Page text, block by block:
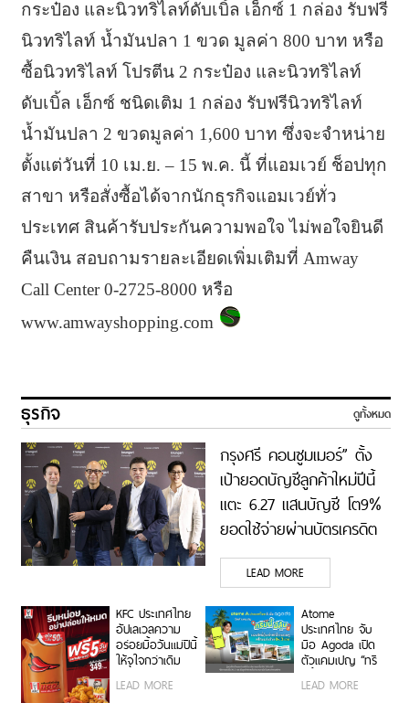
กระป๋อง และนิวทริไลท์ดับเบิ้ล เอ็กซ์ 1 กล่อง รับฟรี
นิวทริไลท์ น้ำมันปลา 1 ขวด มูลค่า 800 บาท หรือ
ซื้อนิวทริไลท์ โปรตีน 2 กระป๋อง และนิวทริไลท์
ดับเบิ้ล เอ็กซ์ ชนิดเติม 1 กล่อง รับฟรีนิวทริไลท์
น้ำมันปลา 2 ขวดมูลค่า 1,600 บาท ซึ่งจะจำหน่าย
ตั้งแต่วันที่ 10 เม.ย. – 15 พ.ค. นี้ ที่แอมเวย์ ช็อปทุก
สาขา หรือสั่งซื้อได้จากนักธุรกิจแอมเวย์ทั่ว
ประเทศ สินค้ารับประกันความพอใจ ไม่พอใจยินดี
คืนเงิน สอบถามรายละเอียดเพิ่มเติมที่ Amway
Call Center 0-2725-8000 หรือ
www.amwayshopping.com
ธุรกิจ ดูทั้งหมด
กรุงศรี คอนซูมเมอร์” ตั้ง
เป้ายอดบัญชีลูกค้าใหม่ปีนี้
แตะ 6.27 แสนบัญชี โต9%
ยอดใช้จ่ายผ่านบัตรเครดิต
4.2 แสนล้านบาท โต 6%
และยอดสินเชื่อใหม่ 9.8 หมื่น
ล้านบาท เร่งขยายสินเชื่อ-
นายหน้าประกันภัย เจาะกลุ่ม
Wealth และยกระดับบัตร
เครดิตลูกค้าองค์กร
LEAD MORE
KFC ประเทศไทย
อัปเลเวลความ
อร่อยมื้อวันแม่ปีนี้
ให้จุใจกว่าเดิม
จัมโบ้” ปริมาณ
LEAD MORE
Atome
ประเทศไทย จับ
มือ Agoda เปิด
ตัวแคมเปญ “ทริ
สิทธิ์ลุ้นเข้าพัก
LEAD MORE